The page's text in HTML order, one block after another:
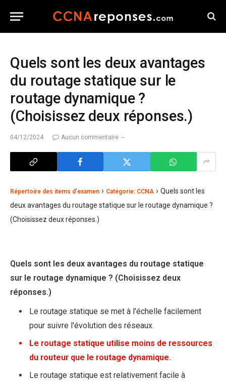
Quels sont les deux avantages
du routage statique sur le
routage dynamique ?
(Choisissez deux réponses.)
04/12/2024 Aucun commentaire
Répertoire des items d’examen › Catégorie: CCNA › Quels sont les
deux avantages du routage statique sur le routage dynamique ?
(Choisissez deux réponses.)
Quels sont les deux avantages du routage statique
sur le routage dynamique ? (Choisissez deux
réponses.)
Le routage statique se met à l'échelle facilement
pour suivre l'évolution des réseaux.
Le routage statique utilise moins de ressources
du routeur que le routage dynamique.
Le routage statique est relativement facile à